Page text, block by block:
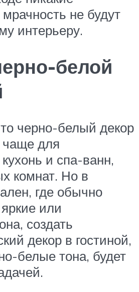
не будут
интерьеру.
белой
черно-белый декор
чаще для
и спа-ванн,
комнат. Но в
где обычно
или
создать
декор в гостиной,
белые тона, будет